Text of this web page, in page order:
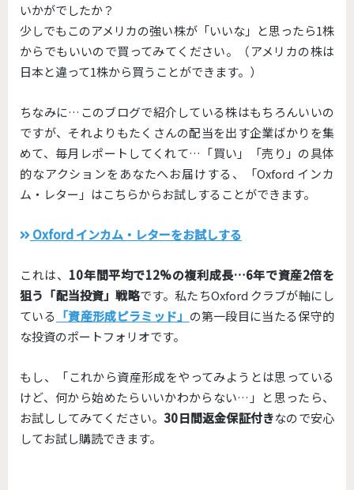
いかがでしたか？
少しでもこのアメリカの強い株が「いいな」と思ったら1株
からでもいいので買ってみてください。（アメリカの株は
日本と違って1株から買うことができます。）
ちなみに…このブログで紹介している株はもちろんいいの
ですが、それよりもたくさんの配当を出す企業ばかりを集
めて、毎月レポートしてくれて…「買い」「売り」の具体
的なアクションをあなたへお届けする、「Oxford インカ
ム・レター」はこちらからお試しすることができます。
Oxford インカム・レターをお試しする
これは、 10年間平均で12%の複利成長…6年で資産2倍を
狙う「配当投資」戦略です。私たちOxford クラブが軸にし
ている 「資産形成ピラミッド」 の第一段目に当たる保守的
な投資のポートフォリオです。
もし、「これから資産形成をやってみようとは思っている
けど、何から始めたらいいかわからない…」と思ったら、
お試ししてみてください。 30日間返金保証付きなので安心
してお試し購読できます。